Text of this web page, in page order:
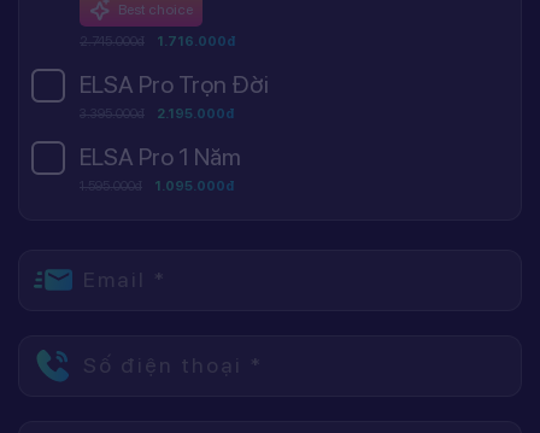
Best choice
2.745.000đ 1.716.000đ
ELSA Pro Trọn Đời
3.395.000đ 2.195.000đ
ELSA Pro 1 Năm
1.595.000đ 1.095.000đ
Email *
Số điện thoại *